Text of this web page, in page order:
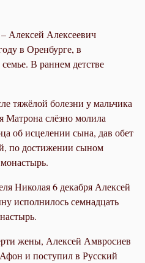
Алексей Алексеевич
в Оренбурге, в
В раннем детстве
тяжёлой болезни у мальчика
Матрона слёзно молила
об исцелении сына, дав обет
по достижении сыном
Николая 6 декабря Алексей
исполнилось семнадцать
жены, Алексей Амвросиев
и поступил в Русский